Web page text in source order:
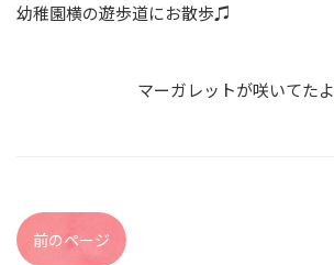
幼稚園横の遊歩道にお散歩♫
マーガレットが咲いてたよ
前のページ